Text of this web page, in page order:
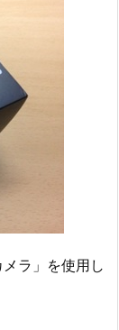
ラ」を使用し